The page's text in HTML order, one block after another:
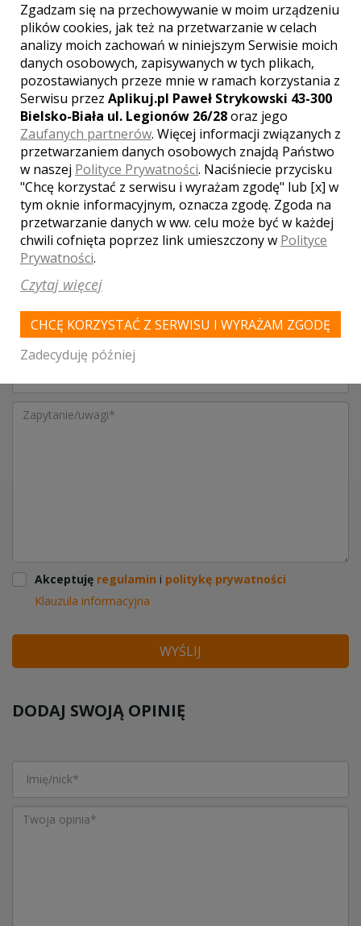
Wesele Ślesin, Wesele Stary Licheń ,Wesele Kazimierz
Biskupi,Wesele Słupca , Wesele Koło ,Wesele Wilczyn
WASZA OCENA:
5.00| głosów:4
SKONTAKTUJ SIĘ Z LOKALEM,
OTRZYMASZ WYJĄTKOWĄ OFERTĘ
Akceptuję regulamin i politykę prywatności
Klauzula informacyjna
WYŚLIJ
DODAJ SWOJĄ OPINIĘ
Zgadzam się na przechowywanie w moim urządzeniu
plików cookies, jak też na przetwarzanie w celach
analizy moich zachowań w niniejszym Serwisie moich
danych osobowych, zapisywanych w tych plikach,
pozostawianych przeze mnie w ramach korzystania z
Serwisu przez Aplikuj.pl Paweł Strykowski 43-300
Bielsko-Biała ul. Legionów 26/28oraz jego
Zaufanych partnerów. Więcej informacji związanych z
przetwarzaniem danych osobowych znajdą Państwo
w naszej Polityce Prywatności. Naciśniecie przycisku
"Chcę korzystać z serwisu i wyrażam zgodę" lub [x] w
tym oknie informacyjnym, oznacza zgodę. Zgoda na
przetwarzanie danych w ww. celu może być w każdej
chwili cofnięta poprzez link umieszczony w Polityce
Prywatności.
Czytaj więcej
CHCĘ KORZYSTAĆ Z SERWISU I WYRAŻAM ZGODĘ
Zadecyduję później